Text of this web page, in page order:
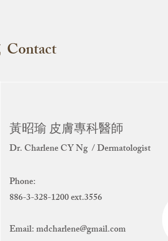
黃昭瑜 皮膚專科醫師
Dr. Charlene CY Ng / Dermatologist
Phone:
886-3-328-1200 ext.3556
Email:mdcharlene@gmail.com